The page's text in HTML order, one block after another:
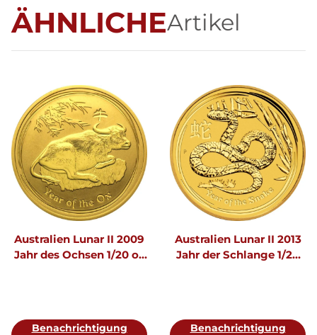
ÄHNLICHEArtikel
Australien Lunar II 2009
Jahr des Ochsen 1/20 oz
Benachrichtigung
Australien Lunar II 2013
Jahr der Schlange 1/20
Benachrichtigung